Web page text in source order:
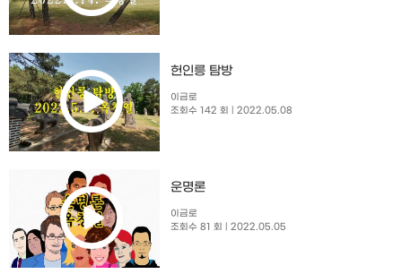
헌인릉 탐방
이금로
조회수 142 회
| 2022.05.08
운명론
이금로
조회수 81 회
| 2022.05.05